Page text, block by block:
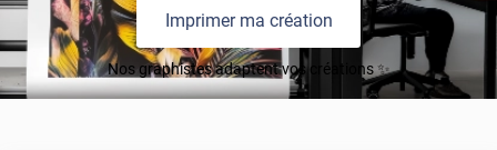
Imprimer ma création
Nos graphistes adaptent vos créations ✨